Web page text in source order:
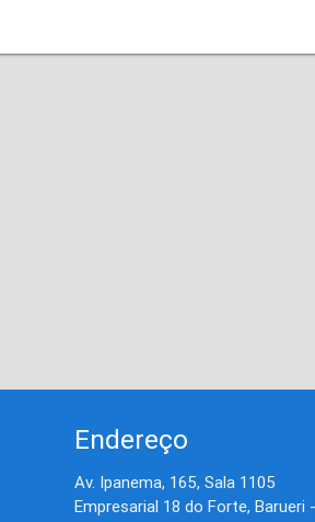
Endereço
Av. Ipanema, 165, Sala 1105
Empresarial 18 do Forte, Barueri